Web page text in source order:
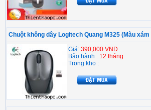
Chuột không dây Logitech Quang M325 (Màu xám
Giá: 390,000 VND
Bảo hành : 12 tháng
Trong kho :